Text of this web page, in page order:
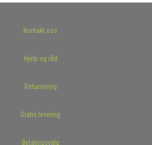
Kontakt oss
Hjelp og råd
Returnering
Gratis levering
Betalingsvalg